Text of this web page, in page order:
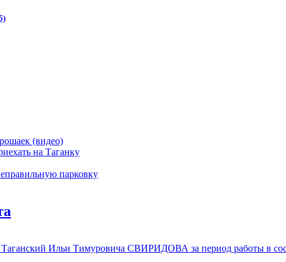
(видео)
на Таганку
парковку
Ильи Тимуровича СВИРИДОВА за период работы в